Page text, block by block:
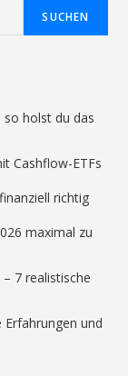
SUCHEN
so holst du das
Cashflow-ETFs
richtig
maximal zu
7 realistische
und